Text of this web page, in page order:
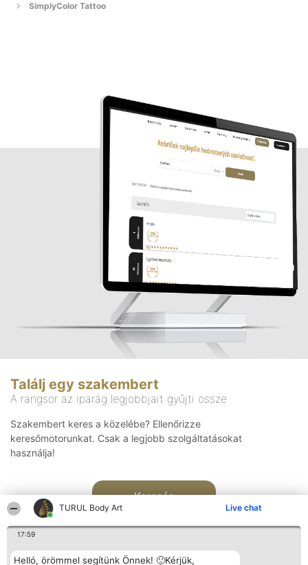
TURUL Body Art Live chat
17:59
Helló, örömmel segítünk Önnek! 🙂Kérjük,
SimplyColor Tattoo
Találj egy szakembert
A rangsor az iparág legjobbjait gyűjti össze
Szakembert keres a közelébe? Ellenőrizze
keresőmotorunkat. Csak a legjobb szolgáltatásokat
használja!
Keresés